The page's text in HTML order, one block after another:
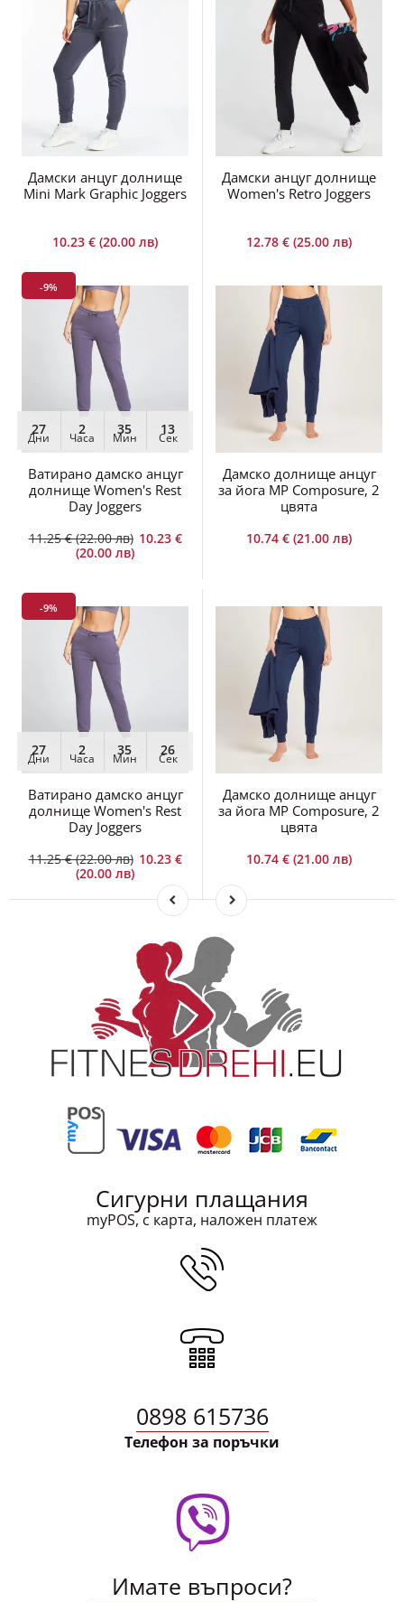
Дамски анцуг долнище
Mini Mark Graphic Joggers
10.23 € (20.00 лв)
Дамски анцуг долнище
Women's Retro Joggers
12.78 € (25.00 лв)
-9%
27
Дни
2
Часа
35
Мин
12
Сек
Ватирано дамско анцуг
долнище Women's Rest
Day Joggers
11.25 € (22.00 лв) 10.23 €
(20.00 лв)
Дамско долнище анцуг
за йога MP Composure, 2
цвята
10.74 € (21.00 лв)
-9%
27
Дни
2
Часа
35
Мин
26
Сек
Ватирано дамско анцуг
долнище Women's Rest
Day Joggers
11.25 € (22.00 лв) 10.23 €
(20.00 лв)
Дамско долнище анцуг
за йога MP Composure, 2
цвята
10.74 € (21.00 лв)
Сигурни плащания
myPOS, с карта, наложен платеж
0898 615736
Телефон за поръчки
Имате въпроси?